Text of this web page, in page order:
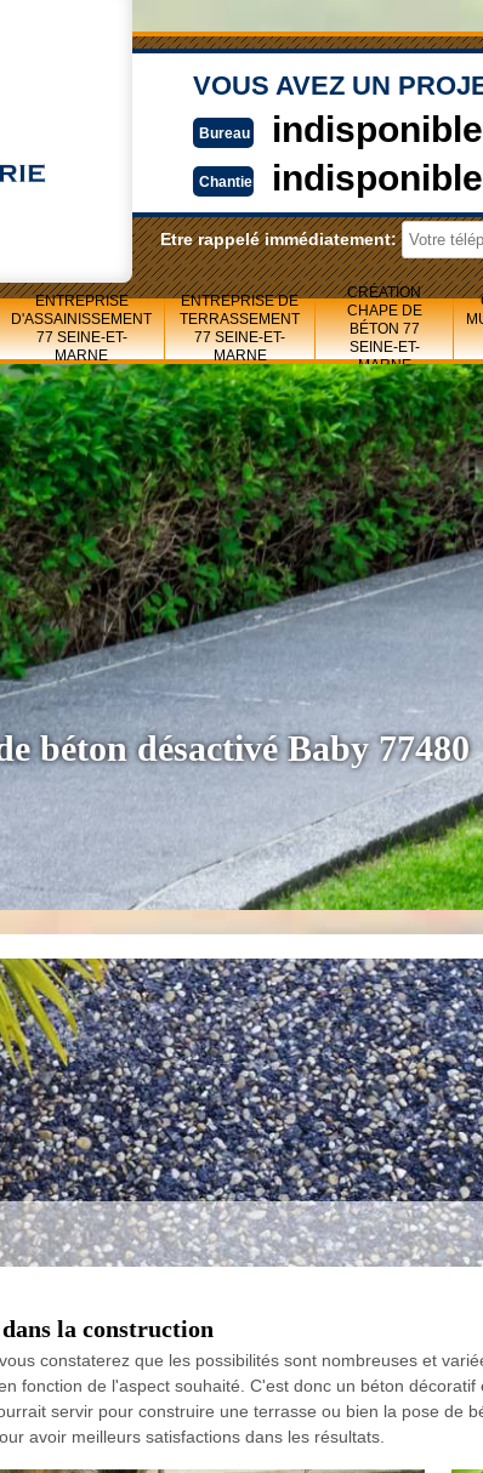
VOUS AVEZ UN
Bureau indisponible
Chantier indisponible
Etre rappelé immédiatement:
ENTREPRISE
D'ASSAINISSEMENT
77 SEINE-ET-
MARNE
ENTREPRISE DE
TERRASSEMENT
77 SEINE-ET-
MARNE
CRÉATION
CHAPE DE
BÉTON 77
SEINE-ET-
MARNE
béton désactivé Baby 77480
la construction
constaterez que les possibilités sont nombreuses et
fonction de l'aspect souhaité. C'est donc un béton
servir pour construire une terrasse ou bien la pose de
avoir meilleurs satisfactions dans les résultats.